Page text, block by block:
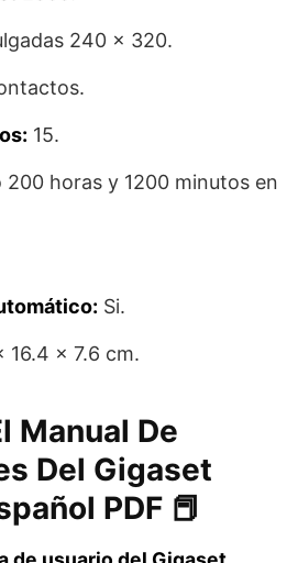
240 x 320.
15.
200 horas y 1200 minutos en
Si.
16.4 x 7.6 cm.
Manual De
Del Gigaset
PDF 📕